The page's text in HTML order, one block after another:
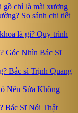
gồ chỉ là mài xương
So sánh chi tiết
là gì? Quy trình
Góc Nhìn Bác Sĩ
Bác sĩ Trịnh Quang
Nên Sửa Không
Bác Sĩ Nói Thật